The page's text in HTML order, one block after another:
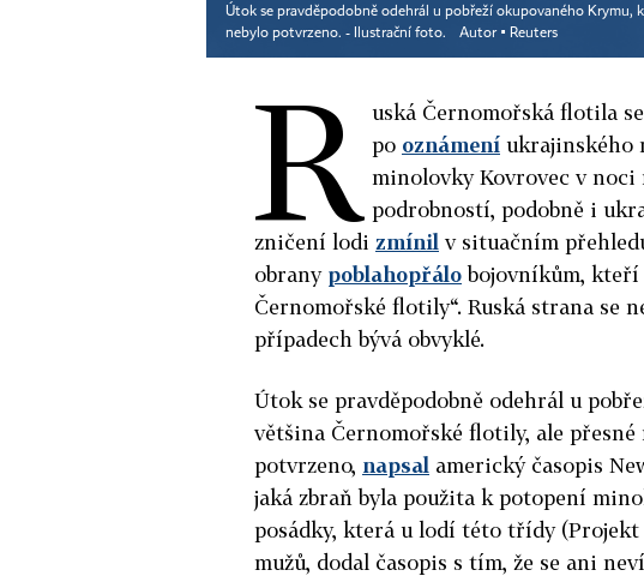
Útok se pravděpodobně odehrál u pobřeží okupovaného Krymu,
nebylo potvrzeno. - Ilustrační foto.
Autor ▪ Reuters
R uská Černomořská flotila
po oznámení ukrajinského
minolovky Kovrovec v noci
podrobností, podobně i
zničení lodi zmínil v situačním
obrany poblahopřálobojovníkům, kteří
Černomořské flotily“. Ruská strana se
případech bývá obvyklé.
Útok se pravděpodobně odehrál u
většina Černomořské flotily, ale přesné
potvrzeno, napsal americký časopis
jaká zbraň byla použita k potopení
posádky, která u lodí této třídy (Projekt
mužů, dodal časopis s tím, že se ani